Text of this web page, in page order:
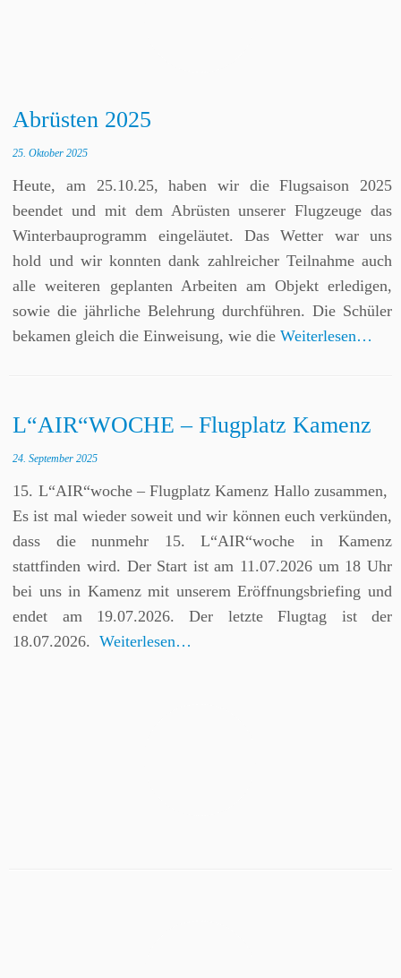
Abrüsten 2025
25. Oktober 2025
Heute, am 25.10.25, haben wir die Flugsaison 2025
beendet und mit dem Abrüsten unserer Flugzeuge das
Winterbauprogramm eingeläutet. Das Wetter war uns
hold und wir konnten dank zahlreicher Teilnahme auch
alle weiteren geplanten Arbeiten am Objekt erledigen,
sowie die jährliche Belehrung durchführen. Die Schüler
bekamen gleich die Einweisung, wie dieWeiterlesen…
L“AIR“WOCHE – Flugplatz Kamenz
24. September 2025
15. L“AIR“woche – Flugplatz Kamenz Hallo zusammen,
Es ist mal wieder soweit und wir können euch verkünden,
dass die nunmehr 15. L“AIR“woche in Kamenz
stattfinden wird. Der Start ist am 11.07.2026 um 18 Uhr
bei uns in Kamenz mit unserem Eröffnungsbriefing und
endet am 19.07.2026. Der letzte Flugtag ist der
18.07.2026.Weiterlesen…